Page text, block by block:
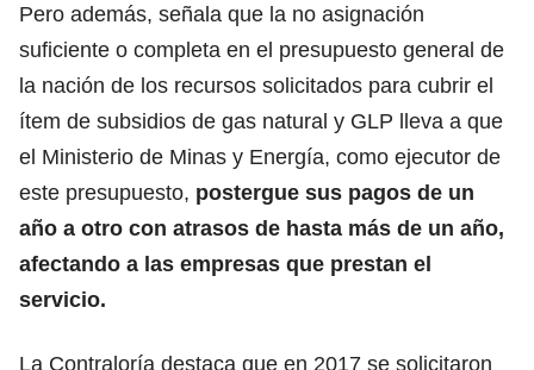
Pero además, señala que la no asignación
suficiente o completa en el presupuesto general de
la nación de los recursos solicitados para cubrir el
ítem de subsidios de gas natural y GLP lleva a que
el Ministerio de Minas y Energía, como ejecutor de
este presupuesto, postergue sus pagos de un
año a otro con atrasos de hasta más de un año,
afectando a las empresas que prestan el
servicio.
La Contraloría destaca que en 2017 se solicitaron